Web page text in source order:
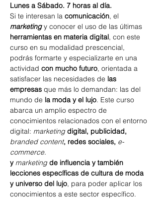
Lunes a Sábado. 7 horas al día.
Si te interesan la comunicación, el
marketing y conocer el uso de las últimas
herramientas en materia digital, con este
curso en su modalidad prescencial,
podrás formarte y especializarte en una
actividad con mucho futuro, orientada a
satisfacer las necesidades de las
empresas que más lo demandan: las del
mundo de la moda y el lujo. Este curso
abarca un amplio espectro de
conocimientos relacionados con el entorno
digital: marketing digital, publicidad,
branded content, redes sociales, e-
commerce.
y marketing de influencia y también
lecciones específicas de cultura de moda
y universo del lujo, para poder aplicar los
conocimientos a este sector específico.